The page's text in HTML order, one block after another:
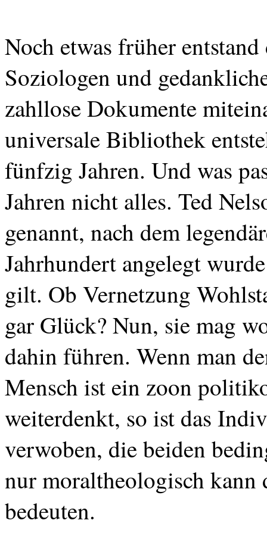
Noch etwas früher
Soziologen und
zahllose Dokumente
universale Bibliothek
fünfzig Jahren. Und was
Jahren nicht alles. Ted
genannt, nach dem
Jahrhundert angelegt
gilt. Ob Vernetzung
gar Glück? Nun, sie mag
dahin führen. Wenn man
Mensch ist ein zoon
weiterdenkt, so ist das
verwoben, die beiden
nur moraltheologisch kann
bedeuten.